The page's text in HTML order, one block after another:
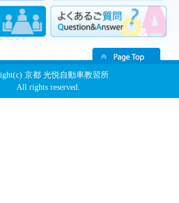
京都 光悦自動車教習所
All rights reserved.